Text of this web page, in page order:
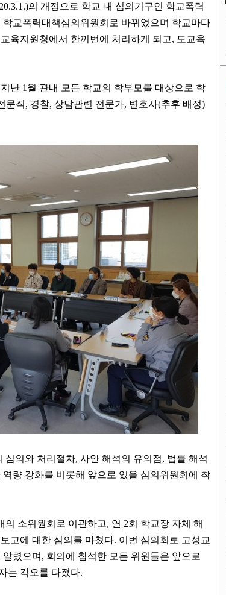
의 개정으로 학교 내 심의기구인 학교폭력
교폭력대책심의위원회로 바뀌었으며 학교마다
육지원청에서 한꺼번에 처리하게 되고, 도교육
난 1 월 관내 모든 학교의 학부모를 대상으로 학
문직, 경찰, 상담관련 전문가, 변호사(추후 배정)
심의와 처리절차, 사안 해석의 유의점, 법률 해석
량 강화를 비롯해 앞으로 있을 심의위원회에 착
의 소위원회로 이관하고, 연 2회 학교장 자체 해
고에 대한 심의를 마쳤다. 이번 심의회로 고성교
렸으며 , 회의에 참석한 모든 위원들은 앞으로
는 각오를 다졌다.